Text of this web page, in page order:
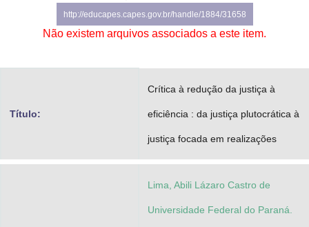
Gabinete de Segurança Institucional
Planalto
http://educapes.capes.gov.br/handle/1884/31658
Não existem arquivos associados a este item.
Título:
Crítica à redução da justiça à
eficiência : da justiça plutocrática à
justiça focada em realizações
Lima, Abili Lázaro Castro de
Universidade Federal do Paraná.